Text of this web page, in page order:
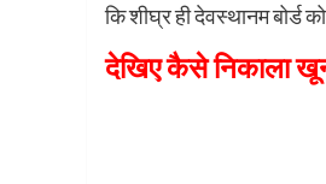
कि शीघ्र ही देवस्थानम बोर्ड
देखिए कैसे निकाला